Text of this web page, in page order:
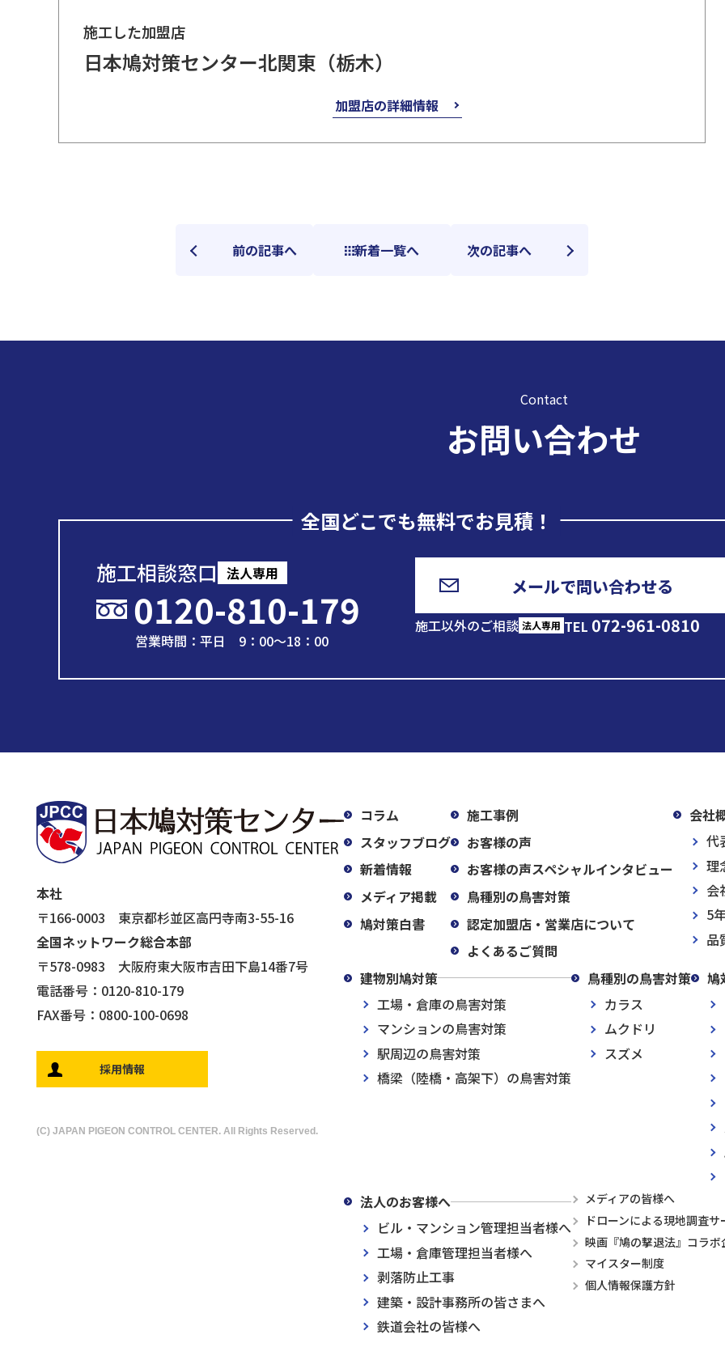
施工した加盟店
日本鳩対策センター北関東（栃木）
加盟店の詳細情報
前の記事へ 新着一覧へ 次の記事へ
Contact
お問い合わせ
全国どこでも無料でお見積！
施工相談窓口 法人専用
0120-810-179
営業時間：平日 9：00～18：00
メールで問い合わせる
施工以外のご相談 法人専用 TEL 072-961-0810
本社
〒166-0003 東京都杉並区高円寺南3-55-16
全国ネットワーク総合本部
〒578-0983 大阪府東大阪市吉田下島14番7号
電話番号：0120-810-179
FAX番号：0800-100-0698
採用情報
(C) JAPAN PIGEON CONTROL CENTER. All Rights Reserved.
コラム
スタッフブログ
新着情報
メディア掲載
鳩対策白書
施工事例
お客様の声
お客様の声スペシャルインタビュー
鳥種別の鳥害対策
認定加盟店・営業店について
よくあるご質問
会社
代
理
会
5
品
建物別鳩対策
工場・倉庫の鳥害対策
マンションの鳥害対策
駅周辺の鳥害対策
橋梁（陸橋・高架下）の鳥害対策
鳥種別の鳥害対策
カラス
ムクドリ
スズメ
鳩
法人のお客様へ
ビル・マンション管理担当者様へ
工場・倉庫管理担当者様へ
剥落防止工事
建築・設計事務所の皆さまへ
鉄道会社の皆様へ
メディアの皆様へ
ドローンによる現地調査サ
映画『鳩の撃退法』コラボ
マイスター制度
個人情報保護方針